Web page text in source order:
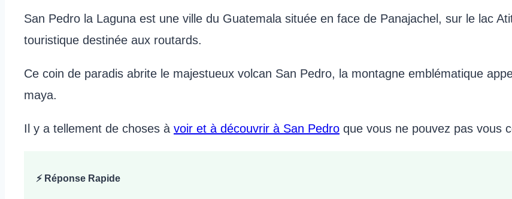
San Pedro la Laguna est une ville du Guatemala située en face de Panajachel, sur le lac
touristique destinée aux routards.
Ce coin de paradis abrite le majestueux volcan San Pedro, la montagne emblématique
maya.
Il y a tellement de choses à voir et à découvrir à San Pedro que vous ne pouvez pas vous
⚡ Réponse Rapide